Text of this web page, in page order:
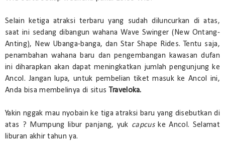
Selain ketiga atraksi terbaru yang sudah diluncurkan di atas,
saat ini sedang dibangun wahana Wave Swinger (New Ontang-
Anting), New Ubanga-banga, dan Star Shape Rides. Tentu saja,
penambahan wahana baru dan pengembangan kawasan dufan
ini diharapkan akan dapat meningkatkan jumlah pengunjung ke
Ancol. Jangan lupa, untuk pembelian tiket masuk ke Ancol ini,
Anda bisa membelinya di situs Traveloka.
Yakin nggak mau nyobain ke tiga atraksi baru yang disebutkan di
atas ? Mumpung libur panjang, yuk capcus ke Ancol. Selamat
liburan akhir tahun ya.